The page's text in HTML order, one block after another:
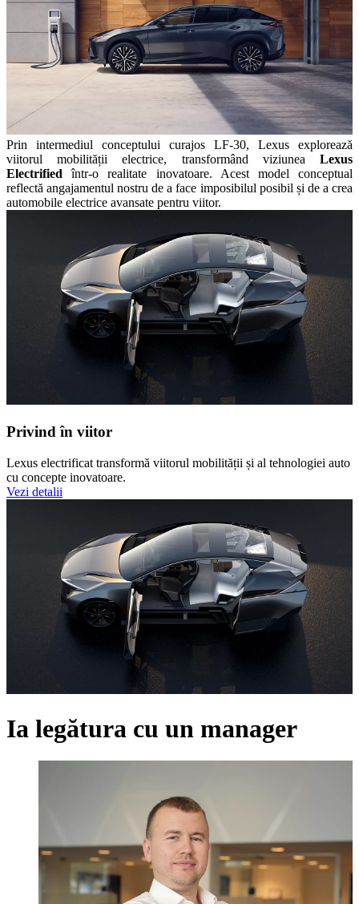
Prin intermediul conceptului curajos LF-30, Lexus explorează
viitorul mobilității electrice, transformând viziunea Lexus
Electrified într-o realitate inovatoare. Acest model conceptual
reflectă angajamentul nostru de a face imposibilul posibil și de a crea
automobile electrice avansate pentru viitor.
Privind în viitor
Lexus electrificat transformă viitorul mobilității și al tehnologiei auto
cu concepte inovatoare.
Vezi detalii
Ia legătura cu un manager